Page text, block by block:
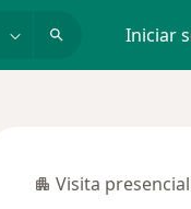
Iniciar
Visita presencial
Visita presencial